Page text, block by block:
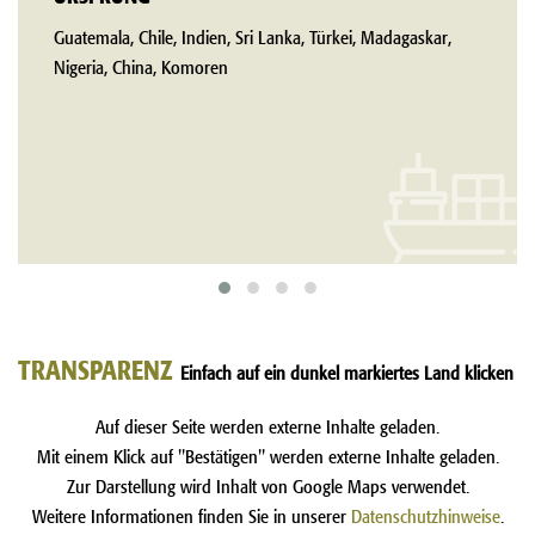
Guatemala, Chile, Indien, Sri Lanka, Türkei, Madagaskar,
Nigeria, China, Komoren
TRANSPARENZ Einfach auf ein dunkel markiertes Land klicken
Auf dieser Seite werden externe Inhalte geladen.
Mit einem Klick auf "Bestätigen" werden externe Inhalte geladen.
Zur Darstellung wird Inhalt von Google Maps verwendet.
Weitere Informationen finden Sie in unserer Datenschutzhinweise.